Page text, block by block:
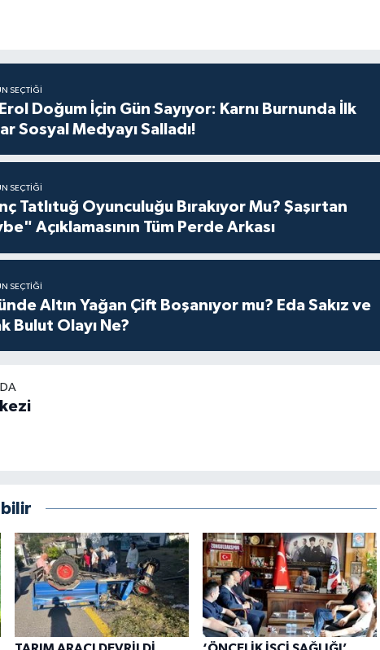
SEÇTIĞI
Doğum İçin Gün Sayıyor: Karnı Burnunda İlk
Sosyal Medyayı Salladı!
SEÇTIĞI
Tatlıtuğ Oyunculuğu Bırakıyor Mu? Şaşırtan
Açıklamasının Tüm Perde Arkası
SEÇTIĞI
Altın Yağan Çift Boşanıyor mu? Eda Sakız ve
Bulut Olayı Ne?